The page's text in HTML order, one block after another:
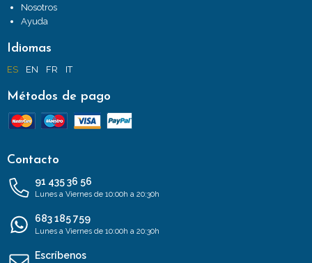
Nosotros
Ayuda
Idiomas
ES EN FR IT
Métodos de pago
Contacto
91 435 36 56
Lunes a Viernes de 10:00h a 20:30h
683 185 759
Lunes a Viernes de 10:00h a 20:30h
Escríbenos